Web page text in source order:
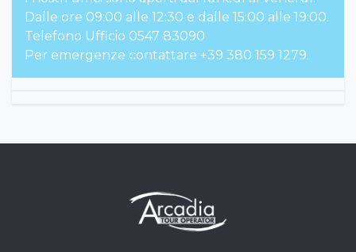
Dalle ore 09:00 alle 12:30 e dalle 15:00 alle 19:00.
Telefono Ufficio 0547 83090
Per emergenze contattare +39 380 159 1279.